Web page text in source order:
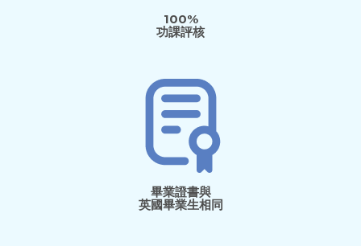
100%
功課評核
畢業證書與
英國畢業生相同